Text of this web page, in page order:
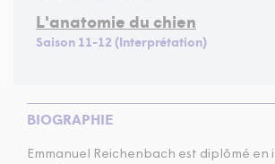
L'anatomie du chien
Saison 11-12 (Interprétation)
BIOGRAPHIE
Emmanuel Reichenbach est diplômé